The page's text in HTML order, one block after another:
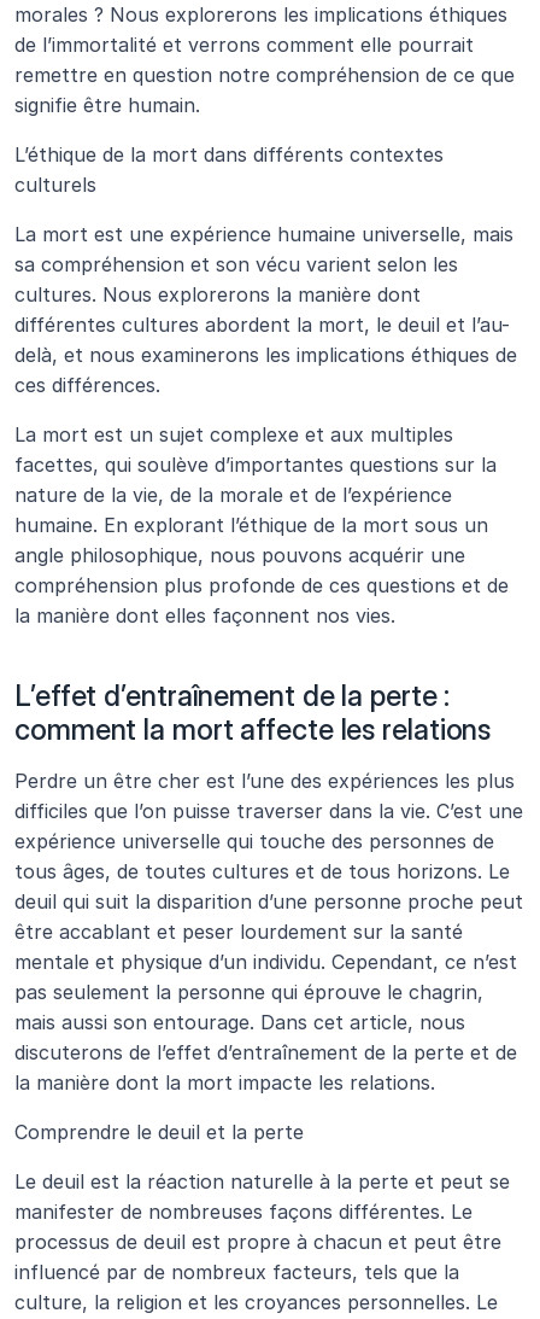
morales ? Nous explorerons les implications éthiques
de l’immortalité et verrons comment elle pourrait
remettre en question notre compréhension de ce que
signifie être humain.
L’éthique de la mort dans différents contextes
culturels
La mort est une expérience humaine universelle, mais
sa compréhension et son vécu varient selon les
cultures. Nous explorerons la manière dont
différentes cultures abordent la mort, le deuil et l’au-
delà, et nous examinerons les implications éthiques de
ces différences.
La mort est un sujet complexe et aux multiples
facettes, qui soulève d’importantes questions sur la
nature de la vie, de la morale et de l’expérience
humaine. En explorant l’éthique de la mort sous un
angle philosophique, nous pouvons acquérir une
compréhension plus profonde de ces questions et de
la manière dont elles façonnent nos vies.
L’effet d’entraînement de la perte :
comment la mort affecte les relations
Perdre un être cher est l’une des expériences les plus
difficiles que l’on puisse traverser dans la vie. C’est une
expérience universelle qui touche des personnes de
tous âges, de toutes cultures et de tous horizons. Le
deuil qui suit la disparition d’une personne proche peut
être accablant et peser lourdement sur la santé
mentale et physique d’un individu. Cependant, ce n’est
pas seulement la personne qui éprouve le chagrin,
mais aussi son entourage. Dans cet article, nous
discuterons de l’effet d’entraînement de la perte et de
la manière dont la mort impacte les relations.
Comprendre le deuil et la perte
Le deuil est la réaction naturelle à la perte et peut se
manifester de nombreuses façons différentes. Le
processus de deuil est propre à chacun et peut être
influencé par de nombreux facteurs, tels que la
culture, la religion et les croyances personnelles. Le